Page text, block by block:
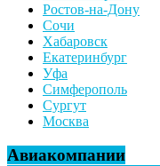
Ростов-на-Дону
Сочи
Хабаровск
Екатеринбург
Уфа
Симферополь
Сургут
Москва
Авиакомпании